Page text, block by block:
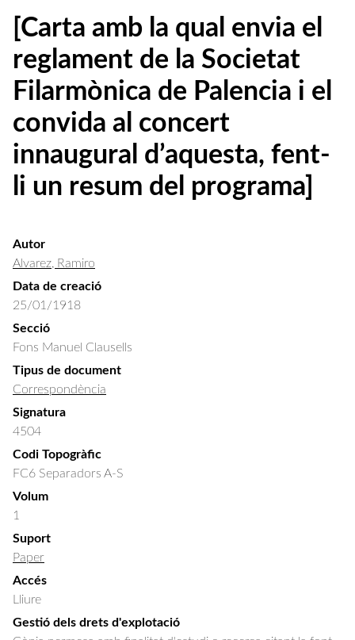
[Carta amb la qual envia el
reglament de la Societat
Filarmònica de Palencia i el
convida al concert
innaugural d’aquesta, fent-
li un resum del programa]
Autor
Alvarez, Ramiro
Data de creació
25/01/1918
Secció
Fons Manuel Clausells
Tipus de document
Correspondència
Signatura
4504
Codi Topogràfic
FC6 Separadors A-S
Volum
1
Suport
Paper
Accés
Lliure
Gestió dels drets d'explotació